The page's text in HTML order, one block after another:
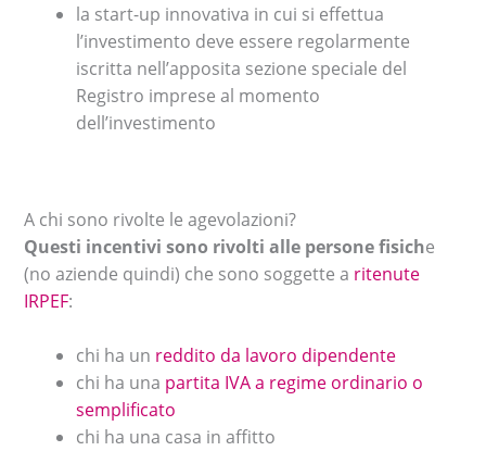
la start-up innovativa in cui si effettua
l’investimento deve essere regolarmente
iscritta nell’apposita sezione speciale del
Registro imprese al momento
dell’investimento
A chi sono rivolte le agevolazioni?
Questi incentivi sono rivolti alle persone fisiche
(no aziende quindi) che sono soggette a ritenute
IRPEF:
chi ha un reddito da lavoro dipendente
chi ha una partita IVA a regime ordinario o
semplificato
chi ha una casa in affitto